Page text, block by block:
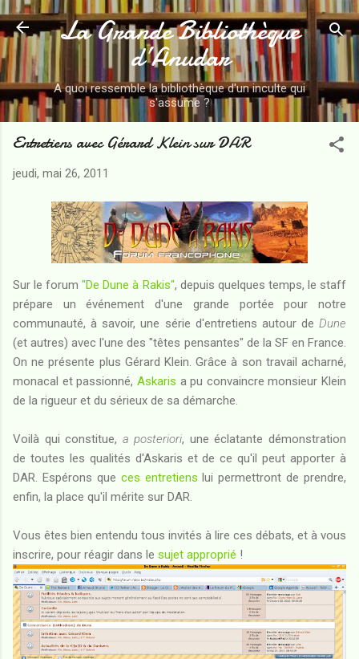
Accéder au contenu principal
La Grande Bibliothèque
d’Anudar
A quoi ressemble la bibliothèque d'un inculte qui
s'assume ?
Entretiens avec Gérard Klein sur DAR
jeudi, mai 26, 2011
Sur le forum"De Dune à Rakis", depuis quelques temps, le staff
prépare un événement d'une grande portée pour notre
communauté, à savoir, une série d'entretiens autour de Dune
(et autres) avec l'une des "têtes pensantes" de la SF en France.
On ne présente plus Gérard Klein. Grâce à son travail acharné,
monacal et passionné, Askaris a pu convaincre monsieur Klein
de la rigueur et du sérieux de sa démarche.
Voilà qui constitue, a posteriori, une éclatante démonstration
de toutes les qualités d'Askaris et de ce qu'il peut apporter à
DAR. Espérons que ces entretiens lui permettront de prendre,
enfin, la place qu'il mérite sur DAR.
Vous êtes bien entendu tous invités à lire ces débats, et à vous
inscrire, pour réagir dans le sujet approprié !